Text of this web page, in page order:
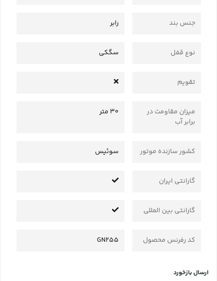
جنس بند رابر
نوع قفل سگکی
تقویم
میزان مقاومت در
برابر آب
30 متر
کشور سازنده موتور سوئیس
گارانتی ایران
گارانتی بین المللی
کد رفرنس محصول GN255
ارسال بازخورد